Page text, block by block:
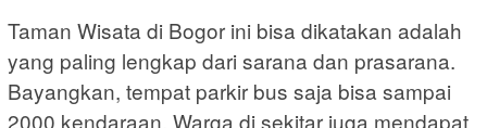
Taman Wisata di Bogor ini bisa dikatakan adalah
yang paling lengkap dari sarana dan prasarana.
Bayangkan, tempat parkir bus saja bisa sampai
2000 kendaraan. Warga di sekitar juga mendapat